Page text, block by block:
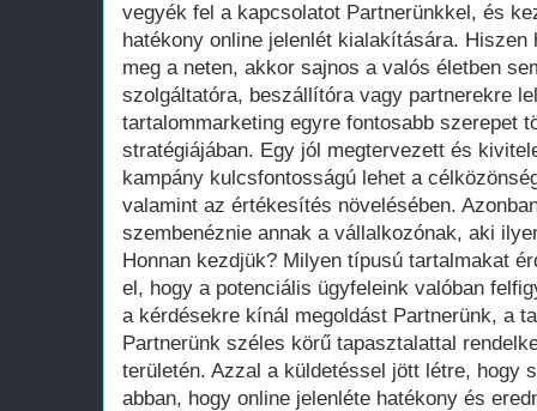
vegyék fel a kapcsolatot Partnerünkkel, és
hatékony online jelenlét kialakítására.
meg a neten, akkor sajnos a valós életben
szolgáltatóra, beszállítóra vagy partnerekre
tartalommarketing egyre fontosabb szerepet
stratégiájában. Egy jól megtervezett és
kampány kulcsfontosságú lehet a
valamint az értékesítés növelésében.
szembenéznie annak a vállalkozónak, aki
Honnan kezdjük? Milyen típusú tartalmakat
el, hogy a potenciális ügyfeleink valóban
a kérdésekre kínál megoldást Partnerünk, a
Partnerünk széles körű tapasztalattal
területén. Azzal a küldetéssel jött létre, hogy
abban, hogy online jelenléte hatékony és